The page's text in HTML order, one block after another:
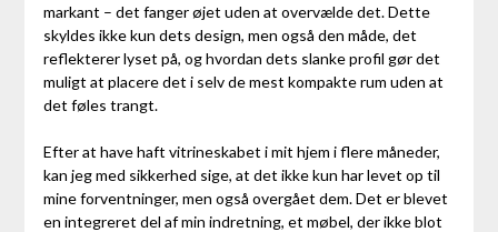
markant – det fanger øjet uden at overvælde det. Dette
skyldes ikke kun dets design, men også den måde, det
reflekterer lyset på, og hvordan dets slanke profil gør det
muligt at placere det i selv de mest kompakte rum uden at
det føles trangt.
Efter at have haft vitrineskabet i mit hjem i flere måneder,
kan jeg med sikkerhed sige, at det ikke kun har levet op til
mine forventninger, men også overgået dem. Det er blevet
en integreret del af min indretning, et møbel, der ikke blot